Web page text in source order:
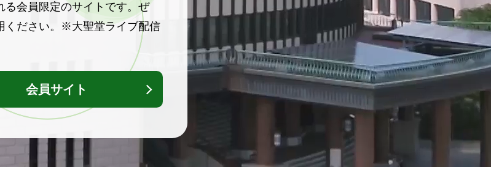
る会員限定のサイトです。ぜ
ださい。
※大聖堂ライブ配信
会員サイト